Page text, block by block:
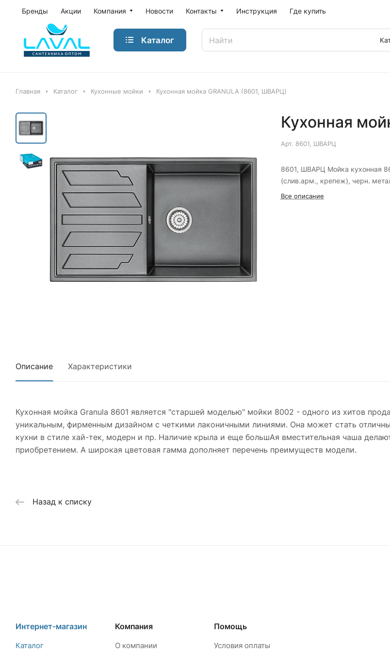
Бренды Акции Компания Новости Контакты Инструкция Где купить
Каталог
Главная Каталог Кухонные мойки Кухонная мойка GRANULA (8601, ШВАРЦ)
Кухонная
Арт. 8601, ШВАРЦ
8601, ШВАРЦ Мойка кухонная
(слив.арм., крепеж), черн.
Все описание
Описание Характеристики
Кухонная мойка Granula 8601 является "старшей моделью" мойки 8002 - одного из хитов
уникальным, фирменным дизайном с четкими лаконичными линиями. Она может стать
кухни в стиле хай-тек, модерн и пр. Наличие крыла и еще большАя вместительная чаша
приобретением. А широкая цветовая гамма дополняет перечень преимуществ модели.
Назад к списку
Интернет-магазин
Каталог
Компания
О компании
Помощь
Условия оплаты